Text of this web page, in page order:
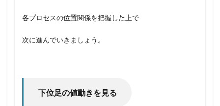
各プロセスの位置関係を把握した上で
次に進んでいきましょう。
下位足の値動きを見る